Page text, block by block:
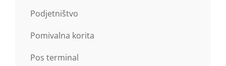
Podjetništvo
Pomivalna korita
Pos terminal